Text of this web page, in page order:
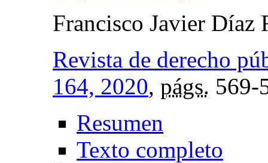
Francisco Javier Díaz
Revista de derecho
164, 2020, págs. 569-
Resumen
Texto completo